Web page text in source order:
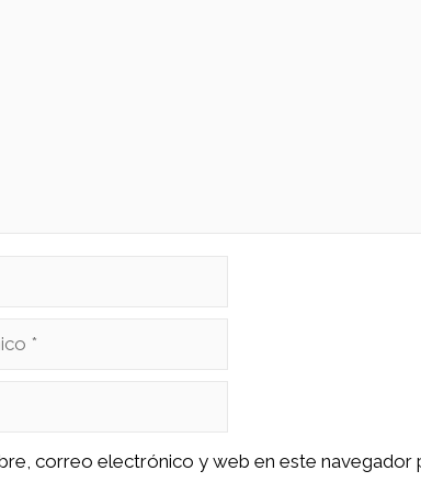
correo electrónico y web en este navegador